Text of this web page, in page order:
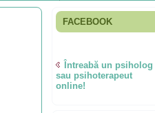
FACEBOOK
Întreabă un psiholog
sau psihoterapeut
online!